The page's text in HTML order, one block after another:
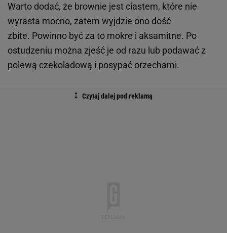
Warto dodać, że brownie jest ciastem, które nie
wyrasta mocno, zatem wyjdzie ono dość
zbite. Powinno być za to mokre i aksamitne. Po
ostudzeniu można zjeść je od razu lub podawać z
polewą czekoladową i posypać orzechami.